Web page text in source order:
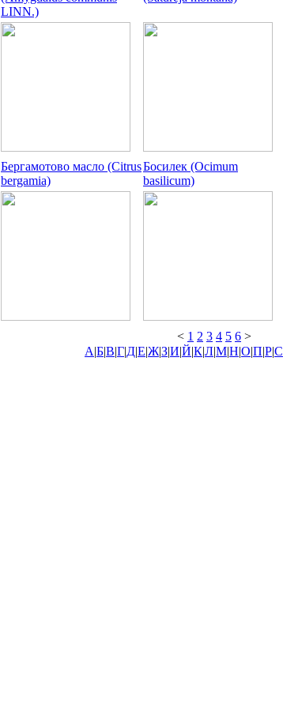
LINN.)
Бергамотово масло (Citrus
bergamia)
Босилек (Ocimum
basilicum)
< 1 2 3 4 5 6 >
А|Б|В|Г|Д|Е|Ж|З|И|Й|К|Л|М|Н|О|П|Р|С